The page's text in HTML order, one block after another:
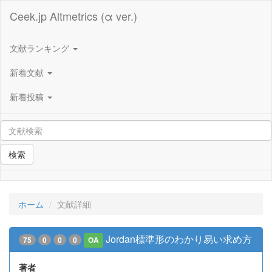
Ceek.jp Altmetrics (α ver.)
文献ランキング
新着文献
新着投稿
検索
ホーム 文献詳細
75 0 0 0 OA Jordan標準形のわかり易い求め方
著者